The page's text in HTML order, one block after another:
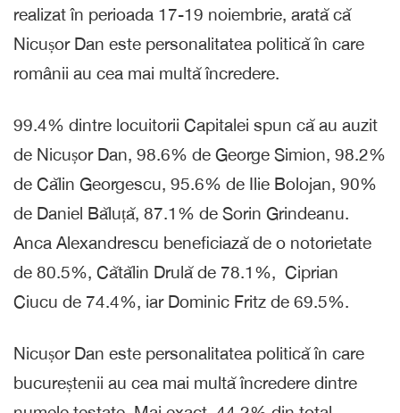
realizat în perioada 17-19 noiembrie, arată că
Nicușor Dan este personalitatea politică în care
românii au cea mai multă încredere.
99.4% dintre locuitorii Capitalei spun că au auzit
de Nicușor Dan, 98.6% de George Simion, 98.2%
de Călin Georgescu, 95.6% de Ilie Bolojan, 90%
de Daniel Băluță, 87.1% de Sorin Grindeanu.
Anca Alexandrescu beneficiază de o notorietate
de 80.5%, Cătălin Drulă de 78.1%, Ciprian
Ciucu de 74.4%, iar Dominic Fritz de 69.5%.
Nicușor Dan este personalitatea politică în care
bucureștenii au cea mai multă încredere dintre